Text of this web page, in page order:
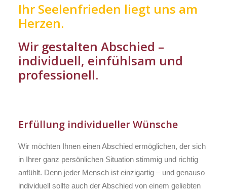
Ihr Seelenfrieden liegt uns am
Herzen.
Wir gestalten Abschied –
individuell, einfühlsam und
professionell.
Erfüllung individueller Wünsche
Wir möchten Ihnen einen Abschied ermöglichen, der sich
in Ihrer ganz persönlichen Situation stimmig und richtig
anfühlt. Denn jeder Mensch ist einzigartig – und genauso
individuell sollte auch der Abschied von einem geliebten